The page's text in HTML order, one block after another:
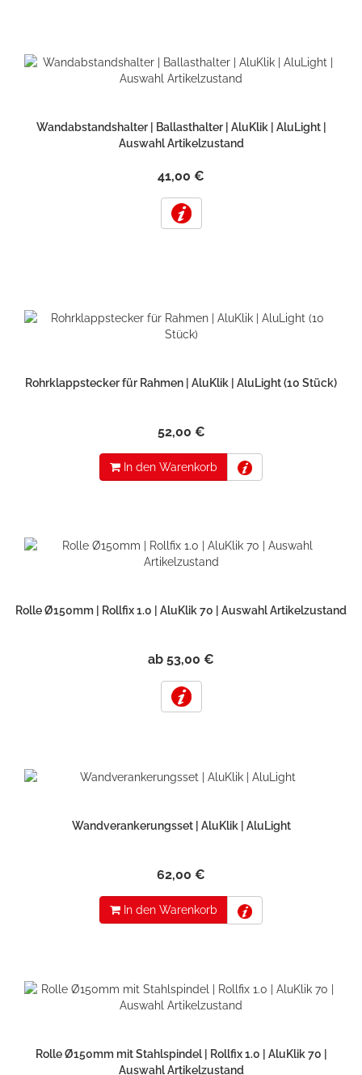
Wandabstandshalter | Ballasthalter | AluKlik | AluLight |
Auswahl Artikelzustand
41,00 €
Rohrklappstecker für Rahmen | AluKlik | AluLight (10 Stück)
52,00 €
In den Warenkorb
Rolle Ø150mm | Rollfix 1.0 | AluKlik 70 | Auswahl Artikelzustand
ab 53,00 €
Wandverankerungsset | AluKlik | AluLight
62,00 €
In den Warenkorb
Rolle Ø150mm mit Stahlspindel | Rollfix 1.0 | AluKlik 70 |
Auswahl Artikelzustand